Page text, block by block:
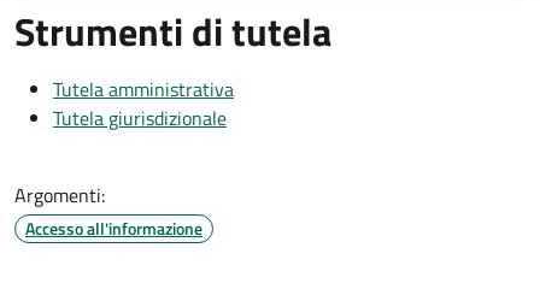
Strumenti di tutela
Tutela amministrativa
Tutela giurisdizionale
Argomenti:
Accesso all'informazione